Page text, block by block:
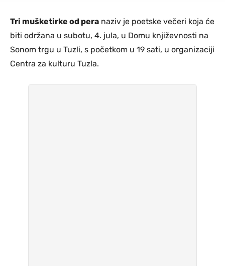
Tri mušketirke od pera naziv je poetske večeri koja će
biti održana u subotu, 4. jula, u Domu književnosti na
Sonom trgu u Tuzli, s početkom u 19 sati, u organizaciji
Centra za kulturu Tuzla.